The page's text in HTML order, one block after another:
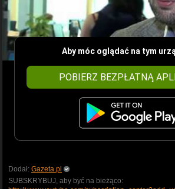
Aby móc oglądać na tym
POBIERZ BEZPŁATNĄ
Dodał: Gazeta.pl
SUBSKRYBUJ, aby być na bieżąco: